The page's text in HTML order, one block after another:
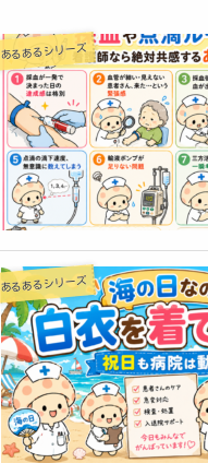
あるあるシリーズ
あるあるシリーズ